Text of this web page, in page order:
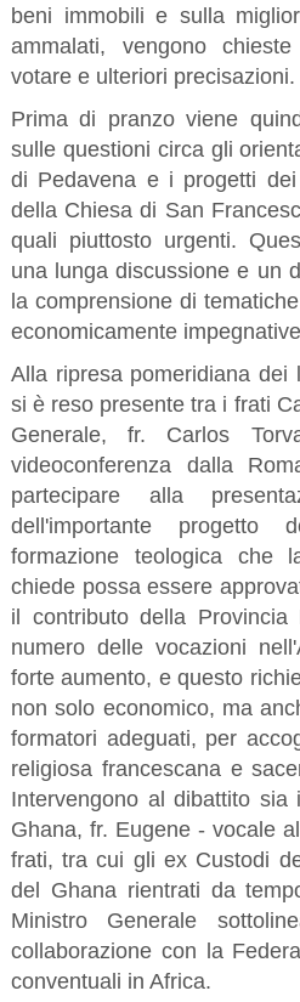
beni immobili e sulla
ammalati, vengono
votare e ulteriori precisazioni.
Prima di pranzo viene
sulle questioni circa gli
di Pedavena e i progetti
della Chiesa di San
quali piuttosto urgenti.
una lunga discussione e un
la comprensione di
economicamente
Alla ripresa pomeridiana dei
si è reso presente tra i frati
Generale, fr. Carlos
videoconferenza dalla
partecipare alla
dell'importante
formazione teologica che
chiede possa essere
il contributo della
numero delle vocazioni
forte aumento, e questo
non solo economico, ma
formatori adeguati, per
religiosa francescana e
Intervengono al dibattito sia
Ghana, fr. Eugene - vocale
frati, tra cui gli ex Custodi
del Ghana rientrati da
Ministro Generale
collaborazione con la
conventuali in Africa.